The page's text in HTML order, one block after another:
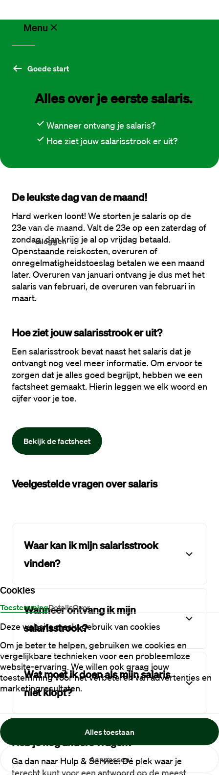
Menu
Werken
Opdrachtgevers
en
service
Inloggen
Cookies
ToestemmingDetailsOver
Deze website maakt gebruik van cookies
Om je beter te helpen, gebruiken we cookies en
vergelijkbare technieken voor een probleemloze
website-ervaring. We willen ook graag jouw
toestemming voor het verbeteren van advertenties en
marketingresultaten.
Aanpassen
Alles toestaan
Goede start
Alles over je eerste salaris.
Wanneer ontvang je salaris?
Hoe ziet jouw salarisstrook er uit?
De leukste dag van de maand!
Hard werken loont! We storten je salaris op de
23e van de maand. Valt de 23e op een zaterdag of
zondag, dan krijg je al op vrijdag betaald.
Openstaande reiskosten, overuren of
onregelmatigheidstoeslag betalen we een maand
later. Overuren van januari ontvang je dus met het
salaris van februari, de overuren van februari in
maart.
Hoe ziet jouw salarisstrook er uit?
Een salarisstrook bevat naast het salaris dat je
ontvangt nog veel meer informatie. Om ervoor te
zorgen dat je alles goed begrijpt, hebben we een
factsheet gemaakt. Hierin leggen we elk woord en
cijfer voor je toe.
Bekijk de factsheet
Veelgestelde vragen over salaris
Waar kan ik mijn salarisstrook
vinden?
Wanneer ontvang ik mijn
salarisstrook?
Wat moet ik doen als mijn salaris
niet klopt?
Heb je nog andere vragen?
Ga dan naar Hulp & Service. Dé plek waar je
terecht kunt voor een antwoord op de meest